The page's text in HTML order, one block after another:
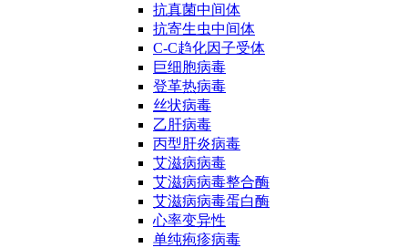
抗真菌中间体
抗寄生虫中间体
C-C趋化因子受体
巨细胞病毒
登革热病毒
丝状病毒
乙肝病毒
丙型肝炎病毒
艾滋病病毒
艾滋病病毒整合酶
艾滋病病毒蛋白酶
心率变异性
单纯疱疹病毒